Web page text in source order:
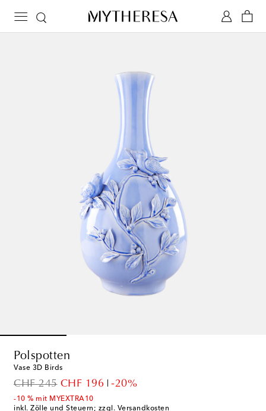
Polspotten
Vase 3D Birds
CHF 245
original priceCHF 196
discount price
-20%
-10 % mit MYEXTRA10
inkl. Zölle und Steuern; zzgl. Versandkosten